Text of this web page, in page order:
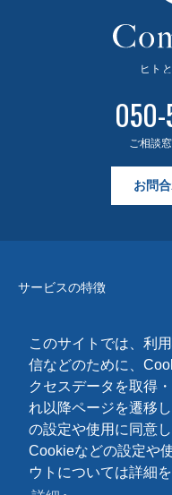
このサイトでは、利
信などのために、
クセスデータを取得
れ以降ページを遷移
の設定や使用に同意
Cookieなどの設定や
ウトについては詳細
ご相談
お問
サービスの特徴
料金・導入フロー
アドバンストキット
Cookieポリシー
個人情報保護に関する同意事項
情報セキュリティ基本方針
個人情報保護方針